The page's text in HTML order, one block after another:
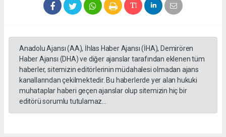
Anadolu Ajansı (AA), İhlas Haber Ajansı (İHA), Demirören
Haber Ajansı (DHA) ve diğer ajanslar tarafından eklenen tüm
haberler, sitemizin editörlerinin müdahalesi olmadan ajans
kanallarından çekilmektedir. Bu haberlerde yer alan hukuki
muhataplar haberi geçen ajanslar olup sitemizin hiç bir
editörü sorumlu tutulamaz...